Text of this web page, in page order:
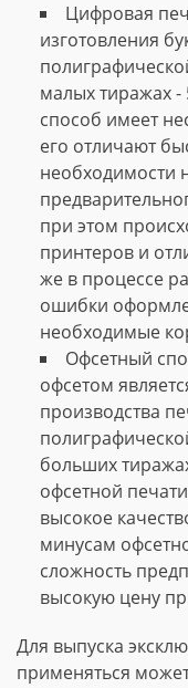
Цифровая
изготовления
малых тиражах
способ имеет
его отличают
необходимости
при этом
принтеров и
же в процессе
ошибки
необходимые
Офсетный
офсетом
производства
больших
офсетной
высокое
минусам
сложность
высокую цену
Для выпуска
применяться